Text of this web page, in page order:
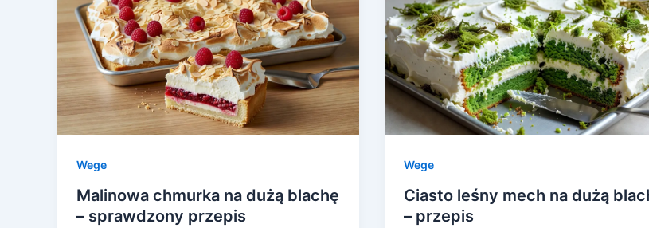
Wege
Malinowa chmurka na dużą blachę
– sprawdzony przepis
Wege
Ciasto leśny mech na dużą
– przepis